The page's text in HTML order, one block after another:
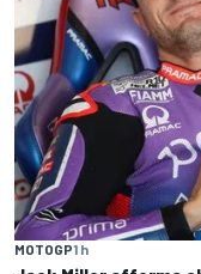
MOTOGP1 h